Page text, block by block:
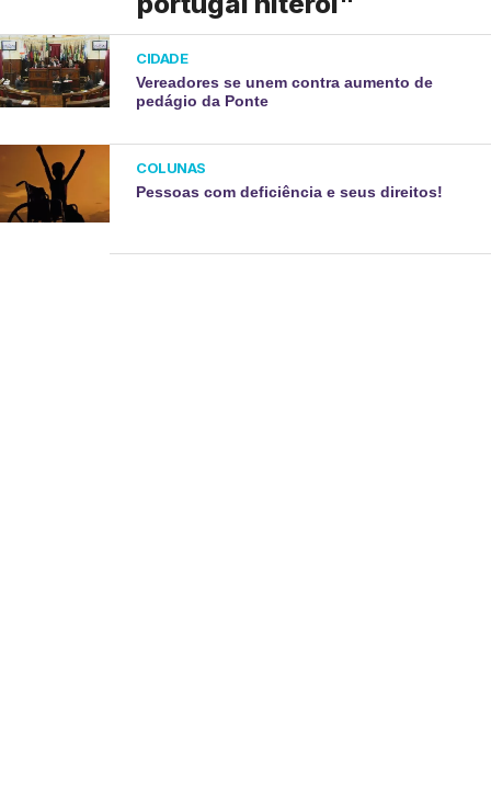
CIDADE
Vereadores se unem contra aumento de
pedágio da Ponte
COLUNAS
Pessoas com deficiência e seus direitos!